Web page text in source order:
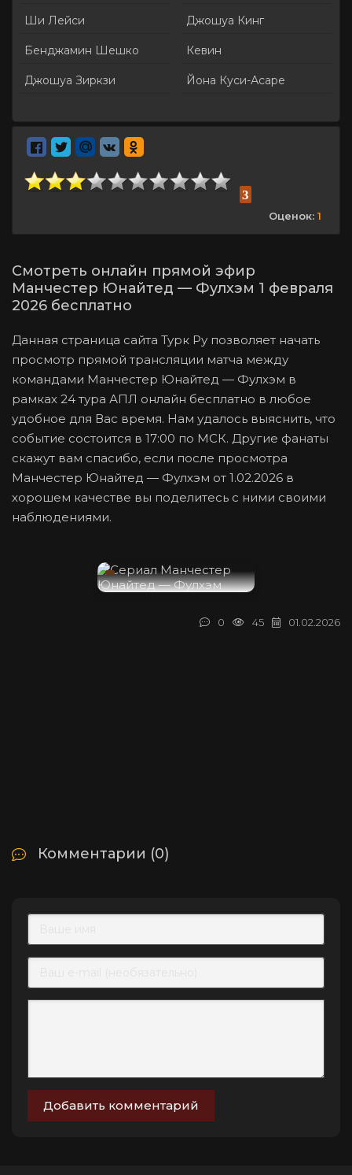
Данная страница сайта Турк Ру позволяет начать
просмотр прямой трансляции матча между
командами Манчестер Юнайтед — Фулхэм в
рамках 24 тура АПЛ онлайн бесплатно в любое
удобное для Вас время. Нам удалось выяснить, что
событие состоится в 17:00 по МСК. Другие фанаты
скажут вам спасибо, если после просмотра
Манчестер Юнайтед — Фулхэм от 1.02.2026 в
хорошем качестве вы поделитесь с ними своими
наблюдениями.
Смотреть онлайн прямой эфир
Манчестер Юнайтед — Фулхэм 1 февраля
2026 бесплатно
Ши Лейси
Бенджамин Шешко
Джошуа Зиркзи
Джошуа Кинг
Кевин
Йона Куси-Асаре
3
Оценок: 1
01.02.2026
45
0
Комментарии (0)
Добавить комментарий